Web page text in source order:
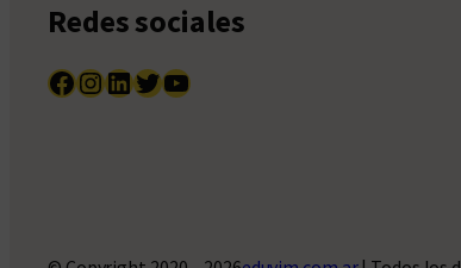
Redes sociales
Facebook InstagramLinkedIn Twitter YouTube